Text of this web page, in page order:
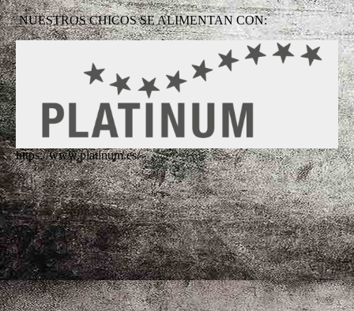
NUESTROS CHICOS SE ALIMENTAN CON:
https://www.platinum.es/